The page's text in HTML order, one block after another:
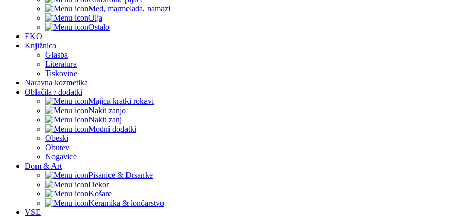
Med, marmelada, namazi
Olja
Ostalo
EKO
Knjižnica
Glasba
Literatura
Tiskovine
Naravna kozmetika
Oblačila / dodatki
Majica kratki rokavi
Nakit zanjo
Nakit zanj
Modni dodatki
Obeski
Obutev
Nogavice
Dom & Art
Pisanice & Drsanke
Dekor
Košare
Keramika & lončarstvo
VSE